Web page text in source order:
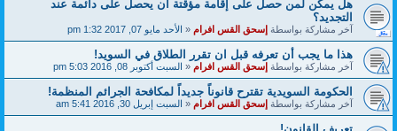
هل يمكن لمن حصل على إقامة مؤقتة أن يحصل على دائمة عند
التجديد؟
آخر مشاركة بواسطة إسحق القس افرام « الأحد مايو 07, 2017 1:32 pm
هذا ما يجب أن تعرفه قبل ان تقرر الطلاق في السويد!
آخر مشاركة بواسطة إسحق القس افرام « السبت أكتوبر 08, 2016 5:03 pm
الحكومة السويدية تقترح قانوناً جديداً لمكافحة الجرائم المنظمة!
آخر مشاركة بواسطة إسحق القس افرام « السبت إبريل 30, 2016 5:41 am